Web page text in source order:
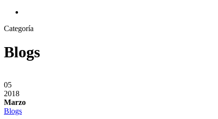
Categoría
Blogs
05
2018
Marzo
Blogs